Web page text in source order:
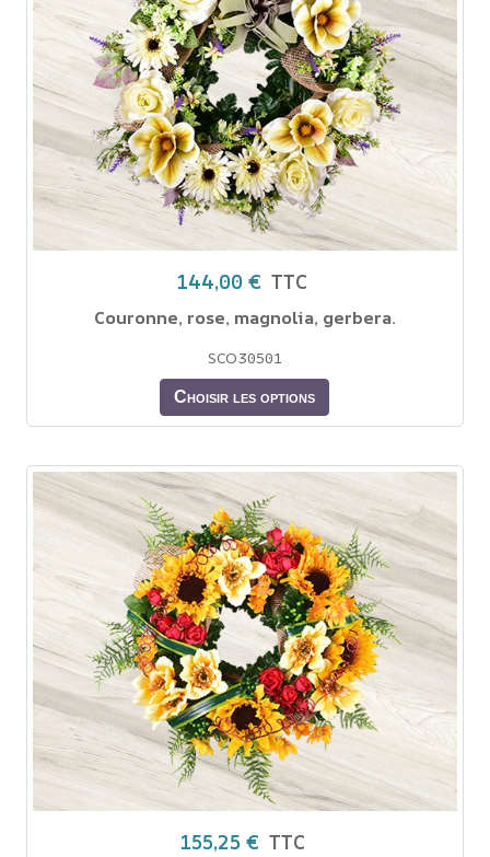
144,00 € TTC
Couronne, rose, magnolia, gerbera.
SCO30501
Choisir les options
155,25 € TTC